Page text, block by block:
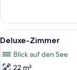
Doppel-
oder
-
Schlafzimmer
Alle
Fotos
für
6
Deluxe-Zimmer
Blick auf den See
22 m²